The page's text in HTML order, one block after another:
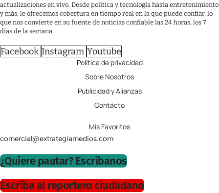
actualizaciones en vivo. Desde política y tecnología hasta entretenimiento
y más, le ofrecemos cobertura en tiempo real en la que puede confiar, lo
que nos convierte en su fuente de noticias confiable las 24 horas, los 7
días de la semana.
Facebook Instagram Youtube
Política de privacidad
Sobre Nosotros
Publicidad y Alianzas
Contácto
Mis Favoritos
comercial@extrategiamedios.com
¿Quiere pautar? Escríbanos
Escriba al reportero ciudadano